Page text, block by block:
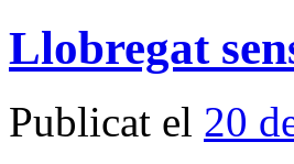
Llobregat
Publicat el 20